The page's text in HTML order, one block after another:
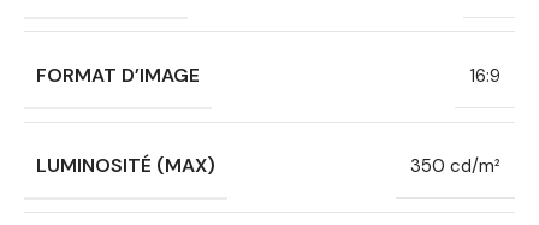
FORMAT D’IMAGE 16:9
LUMINOSITÉ (MAX) 350 cd/m²